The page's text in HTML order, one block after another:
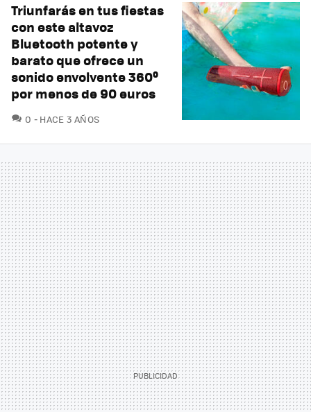
Triunfarás en tus fiestas
con este altavoz
Bluetooth potente y
barato que ofrece un
sonido envolvente 360º
por menos de 90 euros
0 COMENTARIOS
HACE 3 AÑOS